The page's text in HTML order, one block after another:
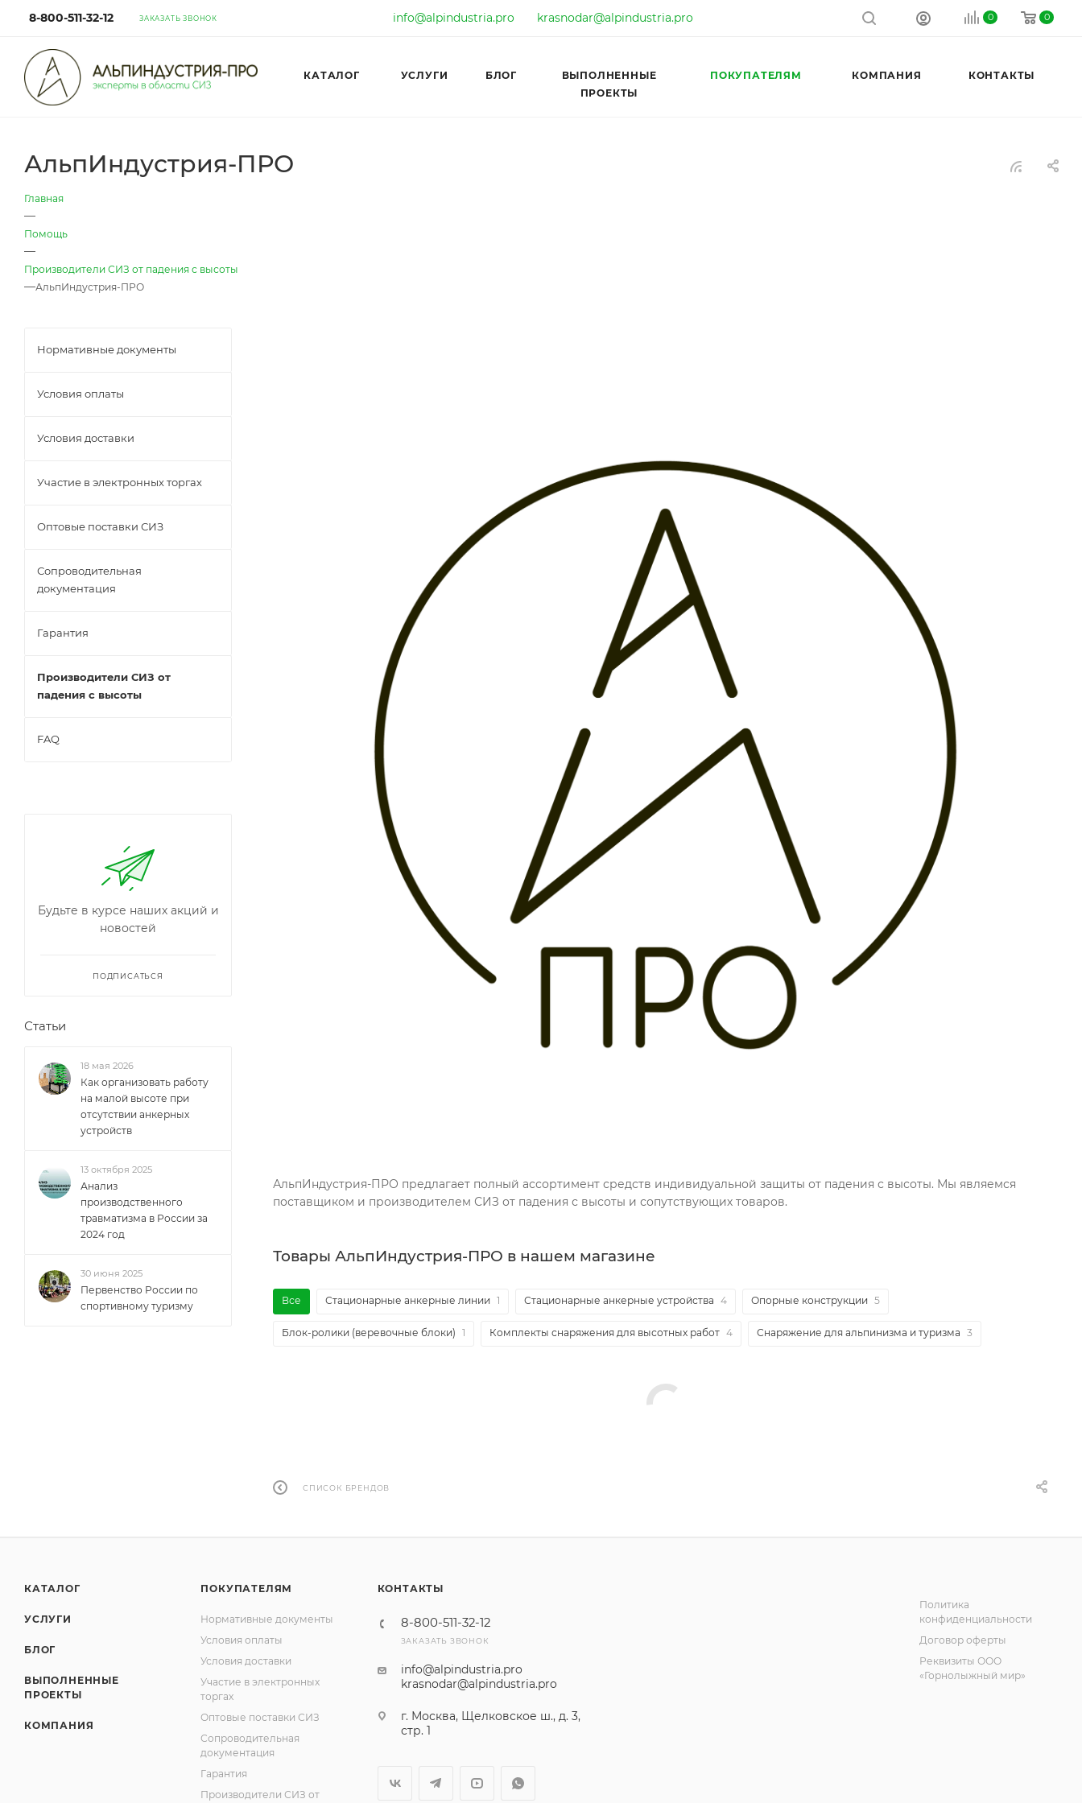
8-800-511-32-12 ЗАКАЗАТЬ ЗВОНОК info@alpindustria.pro krasnodar@alpindustria.pro 0 0
КАТАЛОГ УСЛУГИ БЛОГ
ВЫПОЛНЕННЫЕ
ПРОЕКТЫ
ПОКУПАТЕЛЯМ КОМПАНИЯ КОНТАКТЫ
АльпИндустрия-ПРО
Главная
—
Помощь
—
Производители СИЗ от падения с высоты
—АльпИндустрия-ПРО
АльпИндустрия-ПРО предлагает полный ассортимент средств индивидуальной защиты от падения с высоты. Мы являемся
поставщиком и производителем СИЗ от падения с высоты и сопутствующих товаров.
Товары АльпИндустрия-ПРО в нашем магазине
Все Стационарные анкерные линии 1 Стационарные анкерные устройства 4 Опорные конструкции 5
Блок-ролики (веревочные блоки) 1 Комплекты снаряжения для высотных работ 4 Снаряжение для альпинизма и туризма 3
СПИСОК БРЕНДОВ
Нормативные документы
Условия оплаты
Условия доставки
Участие в электронных торгах
Оптовые поставки СИЗ
Сопроводительная
документация
Гарантия
Производители СИЗ от
падения с высоты
FAQ
Будьте в курсе наших акций и
новостей
ПОДПИСАТЬСЯ
Статьи
18 мая 2026
Как организовать работу
на малой высоте при
отсутствии анкерных
устройств
13 октября 2025
Анализ
производственного
травматизма в России за
2024 год
30 июня 2025
Первенство России по
спортивному туризму
КАТАЛОГ
УСЛУГИ
БЛОГ
ВЫПОЛНЕННЫЕ
ПРОЕКТЫ
КОМПАНИЯ
ПОКУПАТЕЛЯМ
Нормативные документы
Условия оплаты
Условия доставки
Участие в электронных
торгах
Оптовые поставки СИЗ
Сопроводительная
документация
Гарантия
Производители СИЗ от
КОНТАКТЫ
8-800-511-32-12
ЗАКАЗАТЬ ЗВОНОК
info@alpindustria.pro
krasnodar@alpindustria.pro
г. Москва, Щелковское ш., д. 3,
стр. 1
Политика
конфиденциальности
Договор оферты
Реквизиты ООО
«Горнолыжный мир»